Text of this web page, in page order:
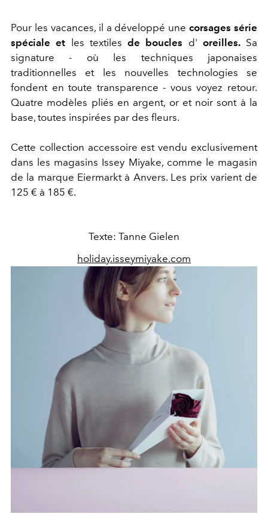
Pour les vacances, il a développé unecorsages série
spéciale et les textiles de boucles d' oreilles.Sa
signature - où les techniques japonaises
traditionnelles et les nouvelles technologies se
fondent en toute transparence - vous voyez retour.
Quatre modèles pliés en argent, or et noir sont à la
base, toutes inspirées par des fleurs.
Cette collection accessoire est vendu exclusivement
dans les magasins Issey Miyake, comme le magasin
de la marque Eiermarkt à Anvers. Les prix varient de
125 € à 185 €.
Texte: Tanne Gielen
holiday.isseymiyake.com